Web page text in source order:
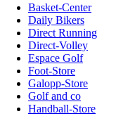
Basket-Center
Daily Bikers
Direct Running
Direct-Volley
Espace Golf
Foot-Store
Galopp-Store
Golf and co
Handball-Store